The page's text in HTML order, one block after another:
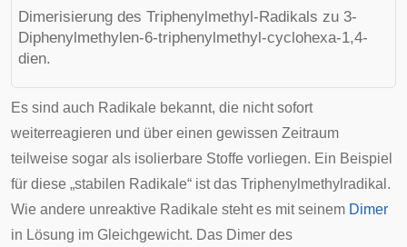
Dimerisierung des Triphenylmethyl-Radikals zu 3-
Diphenylmethylen-6-triphenylmethyl-cyclohexa-1,4-
dien.
Es sind auch Radikale bekannt, die nicht sofort
weiterreagieren und über einen gewissen Zeitraum
teilweise sogar als isolierbare Stoffe vorliegen. Ein Beispiel
für diese „stabilen Radikale“ ist das Triphenylmethylradikal.
Wie andere unreaktive Radikale steht es mit seinem Dimer
in Lösung im Gleichgewicht. Das Dimer des